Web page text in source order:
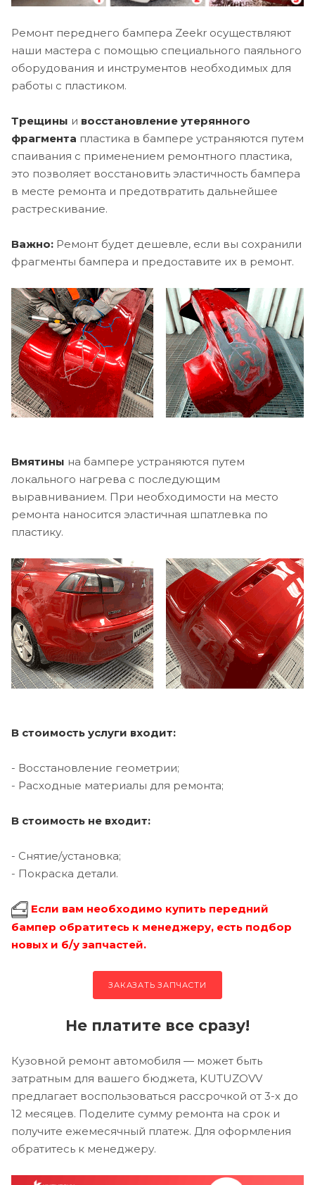
Ремонт переднего бампера Zeekr осуществляют
наши мастера с помощью специального паяльного
оборудования и инструментов необходимых для
работы с пластиком.
Трещины и восстановление утерянного
фрагмента пластика в бампере устраняются путем
спаивания с применением ремонтного пластика,
это позволяет восстановить эластичность бампера
в месте ремонта и предотвратить дальнейшее
растрескивание.
Важно: Ремонт будет дешевле, если вы сохранили
фрагменты бампера и предоставите их в ремонт.
Вмятины на бампере устраняются путем
локального нагрева с последующим
выравниванием. При необходимости на место
ремонта наносится эластичная шпатлевка по
пластику.
В стоимость услуги входит:
- Восстановление геометрии;
- Расходные материалы для ремонта;
В стоимость не входит:
- Снятие/установка;
- Покраска детали.
Если вам необходимо купить передний
бампер обратитесь к менеджеру, есть подбор
новых и б/у запчастей.
ЗАКАЗАТЬ ЗАПЧАСТИ
Не платите все сразу!
Кузовной ремонт автомобиля — может быть
затратным для вашего бюджета, KUTUZOVV
предлагает воспользоваться рассрочкой от 3-х до
12 месяцев. Поделите сумму ремонта на срок и
получите ежемесячный платеж. Для оформления
обратитесь к менеджеру.